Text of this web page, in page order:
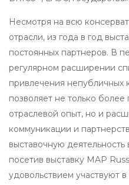
Несмотря на всю
отрасли, из года в год
постоянных партнеров. В
регулярном расширении
привлечения непубличных
позволяет не только
отраслевой опыт, но и
коммуникации и
выставочную
посетив выставку MAP
удовольствием участвуют